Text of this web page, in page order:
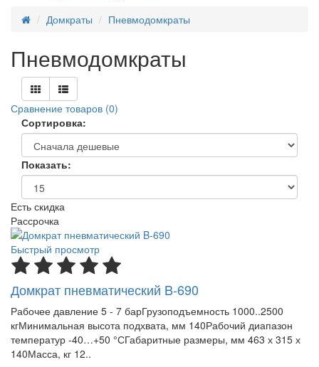
Домкраты
Пневмодомкраты
Пневмодомкраты
Сравнение товаров (0)
Сортировка:
Показать:
Есть скидка
Рассрочка
Быстрый просмотр
Домкрат пневматический B-690
Рабочее давление 5 - 7 барГрузоподъемность 1000..2500
кгМинимальная высота подхвата, мм 140Рабочий диапазон
температур -40…+50 °СГабаритные размеры, мм 463 х 315 х
140Масса, кг 12..